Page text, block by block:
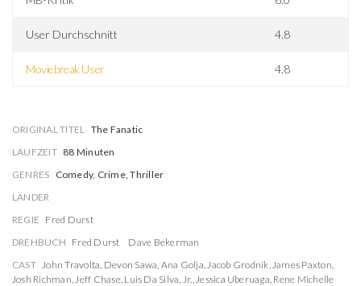
User Durchschnitt 4.8
Moviebreak User 4.8
ORIGINAL TITEL The Fanatic
LAUFZEIT 88 Minuten
GENRES Comedy, Crime, Thriller
LÄNDER
REGIE Fred Durst
DREHBUCH Fred Durst
Dave Bekerman
CAST John Travolta, Devon Sawa, Ana Golja,Jacob Grodnik,James Paxton,
Josh Richman,Jeff Chase, Luis Da Silva, Jr.,Jessica Uberuaga, Rene Michelle